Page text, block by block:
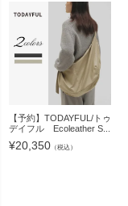
【予約】TODAYFUL/トゥ
デイフル Ecoleather S...
¥20,350 （税込）